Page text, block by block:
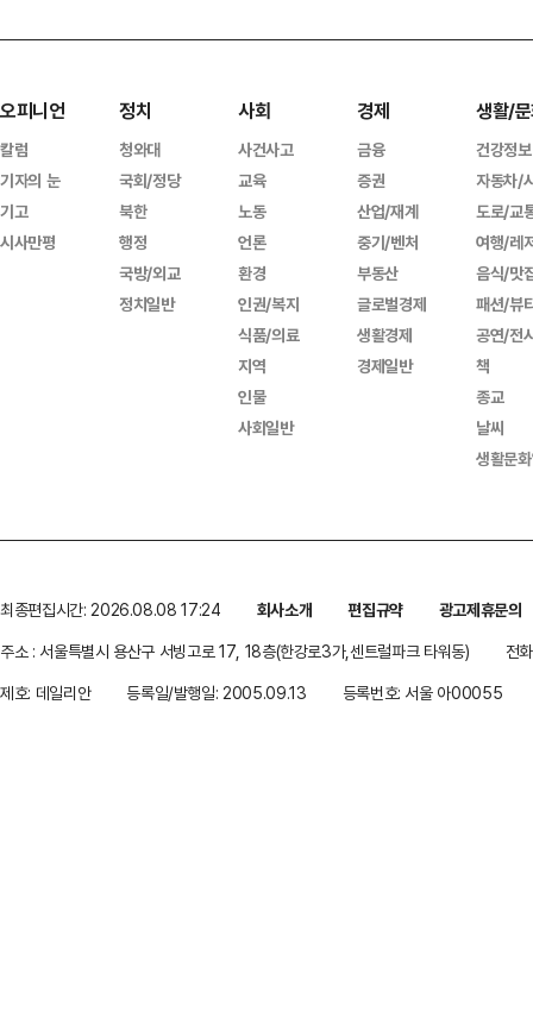
오피니언
칼럼
기자의 눈
기고
시사만평
정치
청와대
국회/정당
북한
행정
국방/외교
정치일반
사회
사건사고
교육
노동
언론
환경
인권/복지
식품/의료
지역
인물
사회일반
경제
금융
증권
산업/재계
중기/벤처
부동산
글로벌경제
생활경제
경제일반
생활/
건강정보
자동차/
도로/교
여행/레
음식/맛
패션/뷰
공연/전
책
종교
날씨
생활문
최종편집시간: 2026.08.08 17:24 회사소개 편집규약
광고제휴문의
주소 : 서울특별시 용산구 서빙고로 17, 18층(한강로3가,센트럴파크 타워동)
전
제호: 데일리안
등록일/발행일: 2005.09.13 등록번호: 서울 아00055